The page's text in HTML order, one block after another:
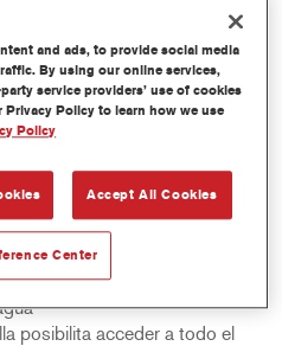
versatilidad y valor. Buena
control del efecto hacen
más fáciles y rápidas. También
constantemente actualizada
colores sólidos, metalizados y
comprimibles aseguran
el desperdicio. Cromax EZ+ es
y la eficacia de una base
posibilita acceder a todo el
and ads, to provide social media
By using our online services,
service providers’ use of cookies
Policy to learn how we use
Policy
Accept All Cookies
Center